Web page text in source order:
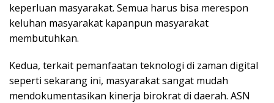
keperluan masyarakat. Semua harus bisa merespon
keluhan masyarakat kapanpun masyarakat
membutuhkan.
Kedua, terkait pemanfaatan teknologi di zaman digital
seperti sekarang ini, masyarakat sangat mudah
mendokumentasikan kinerja birokrat di daerah. ASN